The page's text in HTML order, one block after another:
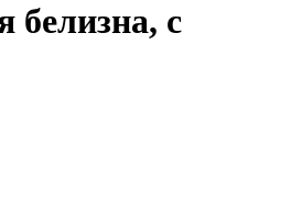
белизна, с